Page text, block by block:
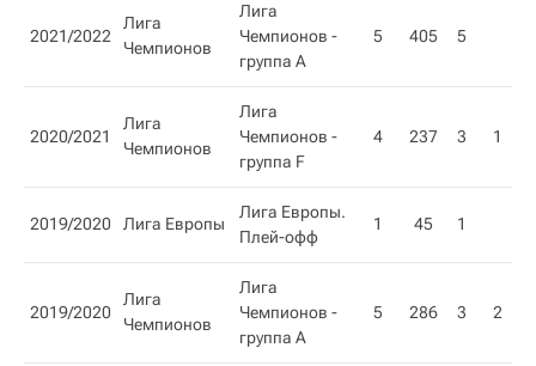
2021/2022
Лига
Чемпионов
Лига
Чемпионов -
группа A
5 405 5
2020/2021
Лига
Чемпионов
Лига
Чемпионов -
группа F
4 237 3 1
2019/2020 Лига Европы
Лига Европы.
Плей-офф
1 45 1
2019/2020
Лига
Чемпионов
Лига
Чемпионов -
группа A
5 286 3 2